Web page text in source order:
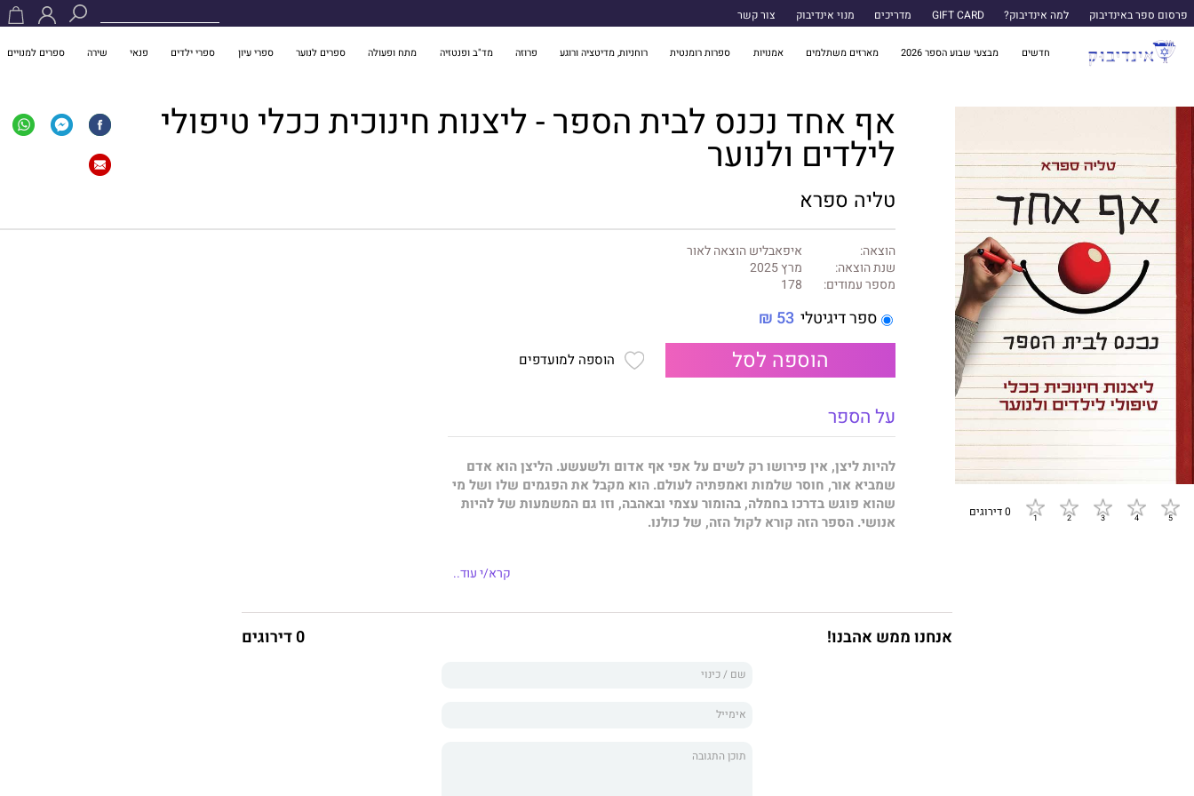
פרסום ספר באינדיבוק למה אינדיבוק? GIFT CARD מדריכים מנוי אינדיבוק צור קשר
חדשים מבצעי שבוע הספר 2026 מארזים משתלמים אמנויות ספרות רומנטית רוחניות, מדיטציה ורוגע פרוזה מד"ב ופנטזיה מתח ופעולה ספרים לנוער ספרי עיון ספרי ילדים פנאי שירה ספרים למנויים
0 דירוגים
אף אחד נכנס לבית הספר - ליצנות חינוכית ככלי טיפולי
לילדים ולנוער
טליה ספרא
הוצאה:
איפאבליש הוצאה לאור
שנת הוצאה:
מרץ 2025
מספר עמודים:
178
ספר דיגיטלי 53 ₪
הוספה לסל הוספה למועדפים
על הספר
להיות ליצן, אין פירושו רק לשים על אפי אף אדום ולשעשע. הליצן הוא אדם
שמביא אור, חוסר שלמות ואמפתיה לעולם. הוא מקבל את הפגמים שלו ושל מי
שהוא פוגש בדרכו בחמלה, בהומור עצמי ובאהבה, וזו גם המשמעות של להיות
אנושי. הספר הזה קורא לקול הזה, של כולנו.
טליה ספרא למדה ליצנות ושימשה ליצנית רפואית במשך עשרות שנים, בבתי חולים
הספר שפה רגשית ואקלים שבו מותר לא לדעת ומותר לטעות, אקלים שבו אפשר
השונים שבהם הליצן החינוכי עושה שימוש, תוך שילוב סיפורי מקרה של ליצנים
בידי כל מי שמעוניין להעמיק את המפגש האנושי עם ילדים, עם העולם ועם עצמו.
קרא/י עוד..
אנחנו ממש אהבנו! 0 דירוגים